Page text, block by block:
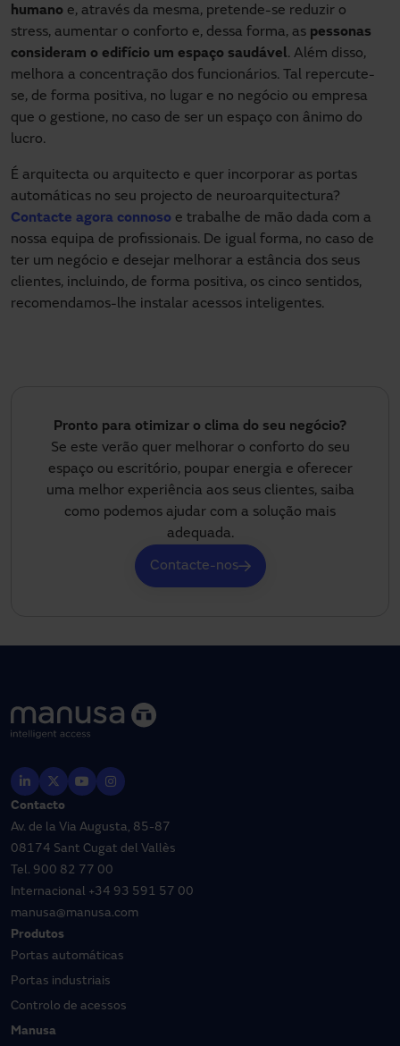
humano e, através da mesma, pretende-se reduzir o
stress, aumentar o conforto e, dessa forma, as pessonas
consideram o edifício um espaço saudável. Além disso,
melhora a concentração dos funcionários. Tal repercute-
se, de forma positiva, no lugar e no negócio ou empresa
que o gestione, no caso de ser un espaço con ânimo do
lucro.
É arquitecta ou arquitecto e quer incorporar as portas
automáticas no seu projecto de neuroarquitectura?
Contacte agora connoso e trabalhe de mão dada com a
nossa equipa de profissionais. De igual forma, no caso de
ter um negócio e desejar melhorar a estância dos seus
clientes, incluindo, de forma positiva, os cinco sentidos,
recomendamos-lhe instalar acessos inteligentes.
Pronto para otimizar o clima do seu negócio?
Se este verão quer melhorar o conforto do seu
espaço ou escritório, poupar energia e oferecer
uma melhor experiência aos seus clientes, saiba
como podemos ajudar com a solução mais
adequada.
Contacte-nos
Contacto
Av. de la Via Augusta, 85-87
08174 Sant Cugat del Vallès
Tel. 900 82 77 00
Internacional +34 93 591 57 00
manusa@manusa.com
Produtos
Portas automáticas
Portas industriais
Controlo de acessos
Manusa